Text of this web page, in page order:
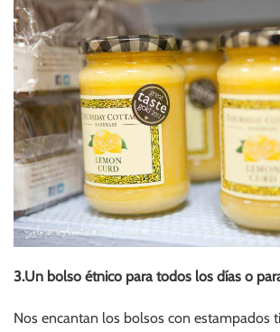
3.Un bolso étnico para todos los días o
Nos encantan los bolsos con estampados